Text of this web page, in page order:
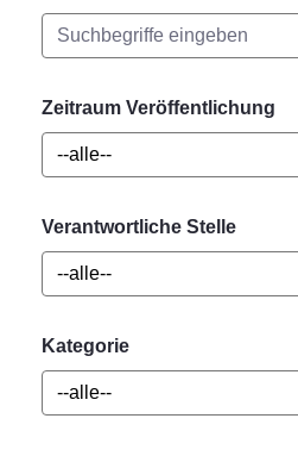
Zeitraum Veröffentlichung
Verantwortliche Stelle
Kategorie